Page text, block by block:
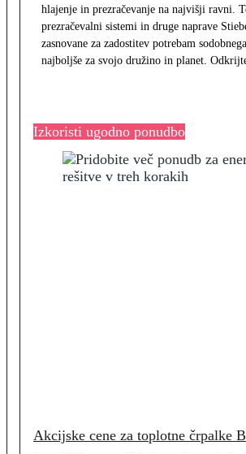
hlajenje in prezračevanje na najvišji ravni.
prezračevalni sistemi in druge naprave
zasnovane za zadostitev potrebam
najboljše za svojo družino in planet.
Izkoristi ugodno ponudbo
Akcijske cene za toplotne črpalke